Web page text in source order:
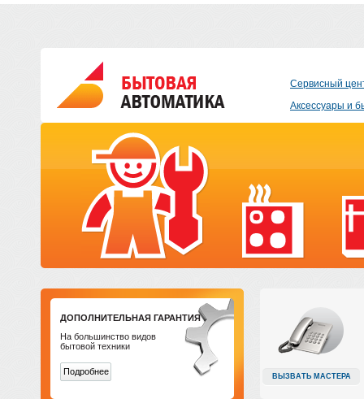
Сервисный
Аксессуары и
ДОПОЛНИТЕЛЬНАЯ ГАРАНТИЯ
На большинство видов
бытовой техники
Подробнее ВЫЗВАТЬ МАСТЕРА